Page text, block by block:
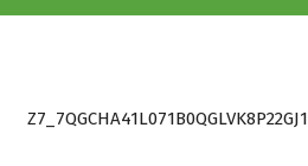
Z7_7QGCHA41L071B0QGLVK8P22GJ1